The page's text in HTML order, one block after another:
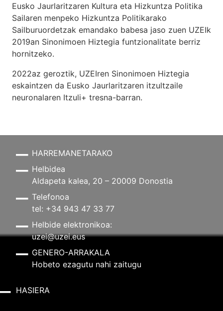
Eusko Jaurlaritzaren Kultura eta Hizkuntza Politika
Sailaren menpeko Hizkuntza Politikarako
Sailburuordetzak emandako babesa jaso zuen UZEIk
2019an Sinonimoen Hiztegia funtzionalitate berriz
hornitzeko.
2022az geroztik, UZEIren Sinonimoen Hiztegia
eskaintzen da Eusko Jaurlaritzaren itzultzaile
neuronalaren Itzuli+ tresna-barran.
HARREMANETARAKO
Helbidea
Aldapeta kalea, 20 – 20009 Donostia
Telefonoa
tel: +34 943 47 33 77
Helbide elektronikoa:
uzei@uzei.eus
GENERO-ARRAKALA
Hobeto ezagutu nahi zaitugu
HASIERA